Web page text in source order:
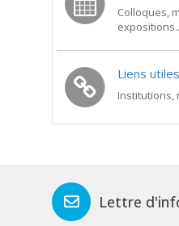
Colloques,
Liens utiles
Institutions,
Lettre